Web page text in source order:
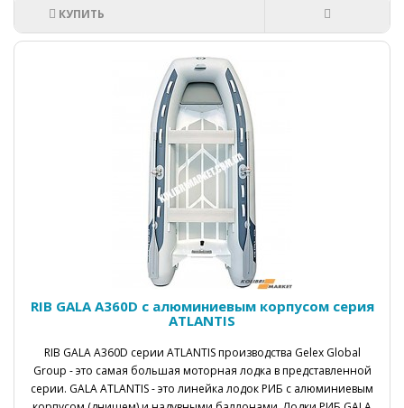
КУПИТЬ
RIB GALA A360D с алюминиевым корпусом серия
ATLANTIS
RIB GALA А360D серии ATLANTIS производства Gelex Global
Group - это самая большая моторная лодка в представленной
серии. GALA ATLANTIS - это линейка лодок РИБ с алюминиевым